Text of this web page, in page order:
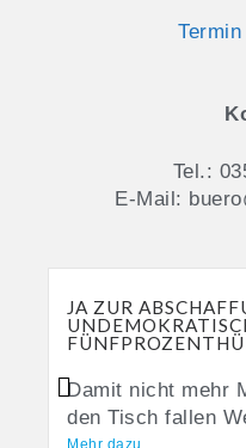
Tel.:
E-Mail:
JA ZUR
Damit nicht mehr
den Tisch fallen
Mehr dazu